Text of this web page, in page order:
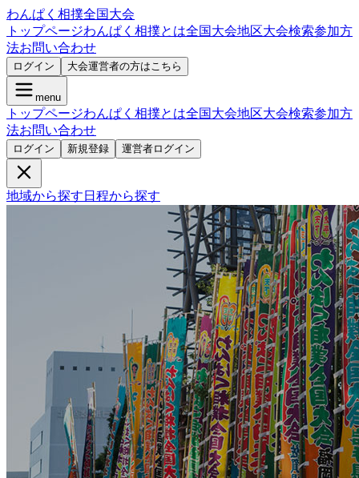
わんぱく相撲全国大会
トップページわんぱく相撲とは全国大会地区大会検索参加方
法お問い合わせ
ログイン 大会運営者の方はこちら
menu
トップページわんぱく相撲とは全国大会地区大会検索参加方
法お問い合わせ
ログイン 新規登録 運営者ログイン
地域から探す 日程から探す